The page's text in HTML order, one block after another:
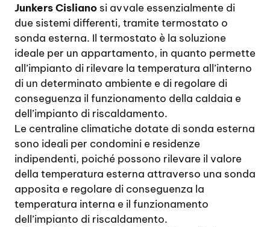
Junkers Cisliano si avvale essenzialmente di
due sistemi differenti, tramite termostato o
sonda esterna. Il termostato è la soluzione
ideale per un appartamento, in quanto permette
all’impianto di rilevare la temperatura all’interno
di un determinato ambiente e di regolare di
conseguenza il funzionamento della caldaia e
dell’impianto di riscaldamento.
Le centraline climatiche dotate di sonda esterna
sono ideali per condomini e residenze
indipendenti, poiché possono rilevare il valore
della temperatura esterna attraverso una sonda
apposita e regolare di conseguenza la
temperatura interna e il funzionamento
dell’impianto di riscaldamento.